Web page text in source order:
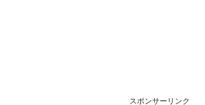
スポンサーリンク